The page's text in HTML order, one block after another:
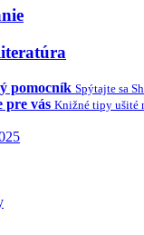
pomocník Spýtajte sa
pre vás Knižné tipy ušité